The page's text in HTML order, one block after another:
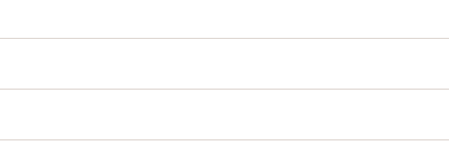
内の弁護士に相談予約したい』などでお困りの相談者さんにおすすめです。